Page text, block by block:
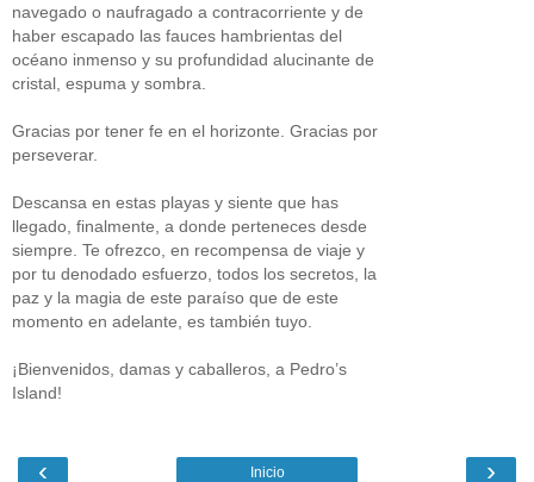
navegado o naufragado a contracorriente y de
haber escapado las fauces hambrientas del
océano inmenso y su profundidad alucinante de
cristal, espuma y sombra.
Gracias por tener fe en el horizonte. Gracias por
perseverar.
Descansa en estas playas y siente que has
llegado, finalmente, a donde perteneces desde
siempre. Te ofrezco, en recompensa de viaje y
por tu denodado esfuerzo, todos los secretos, la
paz y la magia de este paraíso que de este
momento en adelante, es también tuyo.
¡Bienvenidos, damas y caballeros, a Pedro’s
Island!
‹ ›
Inicio